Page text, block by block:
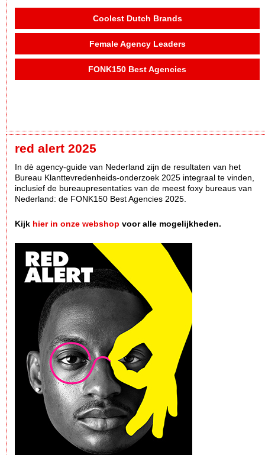
Coolest Dutch Brands
Female Agency Leaders
FONK150 Best Agencies
red alert 2025
In dè agency-guide van Nederland zijn de resultaten van het
Bureau Klanttevredenheids-onderzoek 2025 integraal te vinden,
inclusief de bureaupresentaties van de meest foxy bureaus van
Nederland: de FONK150 Best Agencies 2025.
Kijk hier in onze webshop voor alle mogelijkheden.